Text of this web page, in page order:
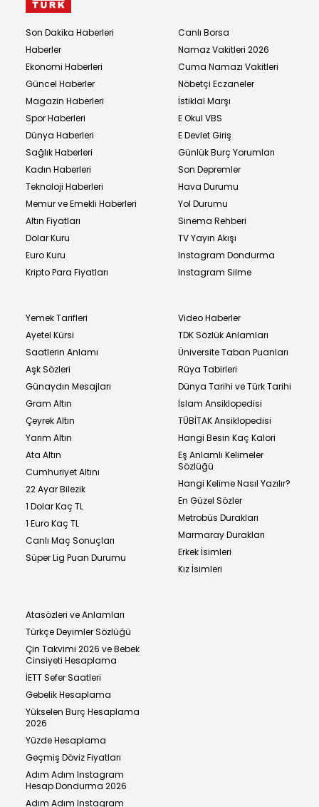
Son Dakika Haberleri
Haberler
Ekonomi Haberleri
Güncel Haberler
Magazin Haberleri
Spor Haberleri
Dünya Haberleri
Sağlık Haberleri
Kadın Haberleri
Teknoloji Haberleri
Memur ve Emekli Haberleri
Altın Fiyatları
Dolar Kuru
Euro Kuru
Kripto Para Fiyatları
Canlı Borsa
Namaz Vakitleri 2026
Cuma Namazı Vakitleri
Nöbetçi Eczaneler
İstiklal Marşı
E Okul VBS
E Devlet Giriş
Günlük Burç Yorumları
Son Depremler
Hava Durumu
Yol Durumu
Sinema Rehberi
TV Yayın Akışı
Instagram Dondurma
Instagram Silme
Yemek Tarifleri
Ayetel Kürsi
Saatlerin Anlamı
Aşk Sözleri
Günaydın Mesajları
Gram Altın
Çeyrek Altın
Yarım Altın
Ata Altın
Cumhuriyet Altını
22 Ayar Bilezik
1 Dolar Kaç TL
1 Euro Kaç TL
Canlı Maç Sonuçları
Süper Lig Puan Durumu
Video Haberler
TDK Sözlük Anlamları
Üniversite Taban Puanları
Rüya Tabirleri
Dünya Tarihi ve Türk Tarihi
İslam Ansiklopedisi
TÜBİTAK Ansiklopedisi
Hangi Besin Kaç Kalori
Eş Anlamlı Kelimeler
Sözlüğü
Hangi Kelime Nasıl Yazılır?
En Güzel Sözler
Metrobüs Durakları
Marmaray Durakları
Erkek İsimleri
Kız İsimleri
Atasözleri ve Anlamları
Türkçe Deyimler Sözlüğü
Çin Takvimi 2026 ve Bebek
Cinsiyeti Hesaplama
İETT Sefer Saatleri
Gebelik Hesaplama
Yükselen Burç Hesaplama
2026
Yüzde Hesaplama
Geçmiş Döviz Fiyatları
Adım Adım Instagram
Hesap Dondurma 2026
Adım Adım Instagram